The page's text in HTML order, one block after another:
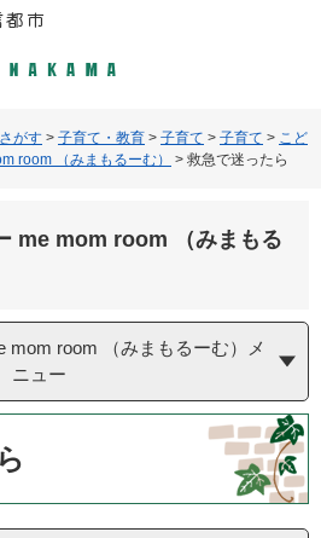
がす > 子育て・教育 > 子育て > 子育て > こど
room （みまもるーむ）
> 救急で迷ったら
me mom room （みまもる
mom room （みまもるーむ）メ
ニュー